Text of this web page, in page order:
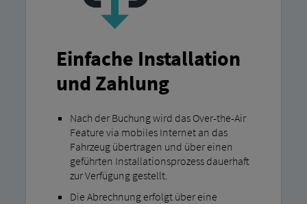
Einfache Installation
und Zahlung
Nach der Buchung wird das Over-the-Air
Feature via mobiles Internet an das
Fahrzeug übertragen und über einen
geführten Installationsprozess dauerhaft
zur Verfügung gestellt.
Die Abrechnung erfolgt über eine